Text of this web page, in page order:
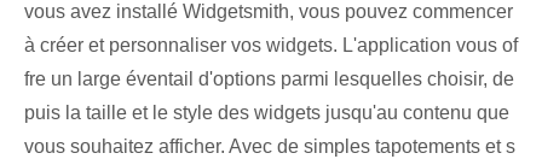
vous avez installé ⁢Widgetsmith‍, vous pouvez commencer
à créer et personnaliser vos ⁤widgets. L'application vous of
fre un large éventail d'options parmi lesquelles choisir, de
puis la taille et le style des widgets jusqu'au contenu que
vous souhaitez afficher. Avec⁢ de simples tapotements et ⁢s